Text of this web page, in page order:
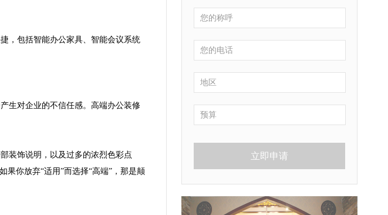
，包括智能办公家具、智能会议系统
生对企业的不信任感。高端办公装修
装饰说明，以及过多的浓烈色彩点
你放弃“适用”而选择“高端”，那是颠
立即申请